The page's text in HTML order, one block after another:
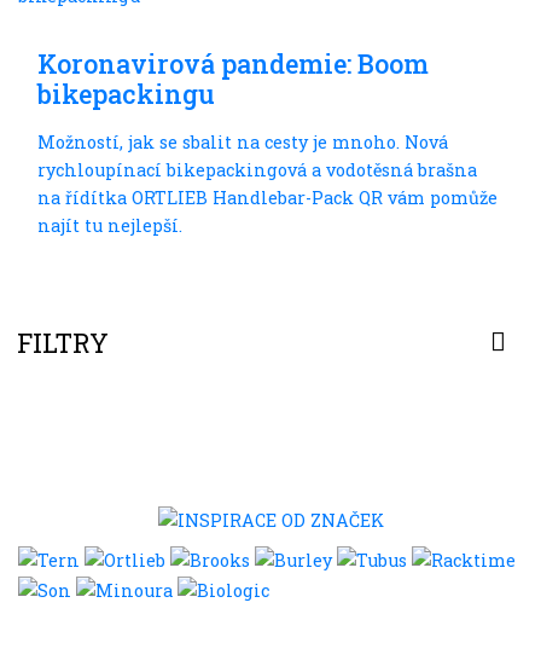
FILTRY
Koronavirová pandemie: Boom
bikepackingu
Možností, jak se sbalit na cesty je mnoho. Nová
rychloupínací bikepackingová a vodotěsná brašna
na řídítka ORTLIEB Handlebar-Pack QR vám pomůže
najít tu nejlepší.